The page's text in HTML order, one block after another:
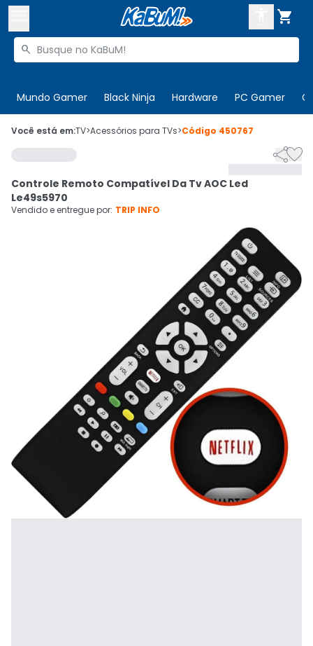

Buscar produtos

Mundo Gamer Black Ninja Hardware PC Gamer
 Olá. Acesse sua conta
 Departamentos
Cupons
CADASTRE-SE
Você está em:TV>Acessórios para TVs>Código 450767

Controle Remoto Compatível Da Tv AOC Led
Le49s5970
Vendido e entregue por: TRIP INFO